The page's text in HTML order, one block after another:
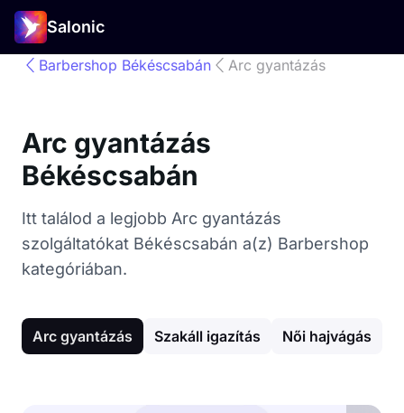
Salonic
Barbershop Békéscsabán Arc gyantázás
Arc gyantázás
Békéscsabán
Itt találod a legjobb Arc gyantázás
szolgáltatókat Békéscsabán a(z) Barbershop
kategóriában.
Arc gyantázás Szakáll igazítás Női hajvágás